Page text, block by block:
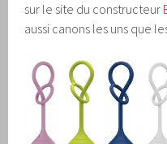
sur le site du constructeur
aussi canons les uns que